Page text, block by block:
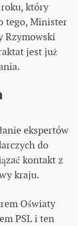
który
tego, Minister
Rzymowski
jest już
ekspertów
do
kontakt z
kraju.
Oświaty
PSL i ten